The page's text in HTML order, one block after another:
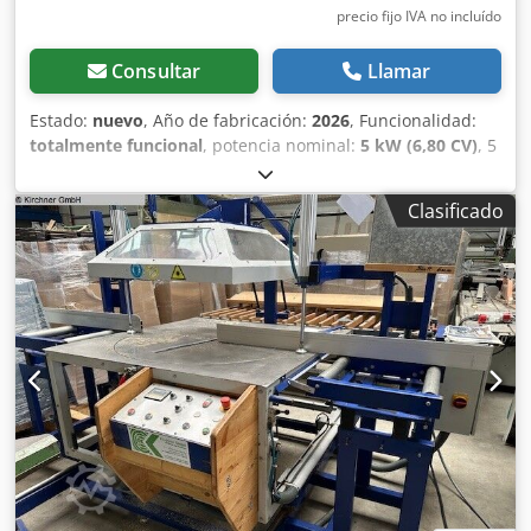
precio fijo IVA no incluído
Consultar Llamar
Estado: nuevo, Año de fabricación: 2026, Funcionalidad:
totalmente funcional, potencia nominal: 5 kW (6,80 CV), 5
kW, 7,5 CV Dsdpfxodxw U Ie Ahyekr Altura de corte: 200
mm Inclinable hasta 60° hacia la izquierda y hasta 30°
hacia la derecha mediante manivela desde la parte
delantera. Altura de corte con una inclinación de 45°: 140
mm Ancho de corte: 420 mm. Ancho de corte con una
inclinación de 45°: 290 mm Girable hasta 60° hacia la
izquierda y hasta 45° hacia la derecha. Incluye hoja de
sierra para madera. Rodillo de alimentación pesado de
6000 mm, lado de montaje a la izquierda, tope deslizante
con rueda de mano ajustable longitudinalmente desde la
máquina, fijación neumática, longitud con lectura digital,
pantalla digital en versión de 230 V. Rodillo de
alimentación pesado de 4000 mm, lado de montaje a la
derecha. La máquina se puede inclinar lateralmente desde
la parte delantera mediante una manivela y un engranaje
Clasificado